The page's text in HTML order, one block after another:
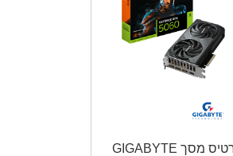
כרטיס מסך GIGABYTE